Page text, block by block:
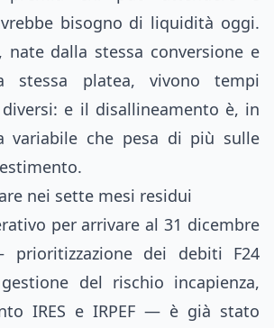
bisogno di liquidità oggi.
nate dalla stessa conversione e
stessa platea, vivono tempi
e il disallineamento è, in
variabile che pesa di più sulle
nei sette mesi residui
per arrivare al 31 dicembre
dei debiti F24
del rischio incapienza,
IRES e IRPEF — è già stato